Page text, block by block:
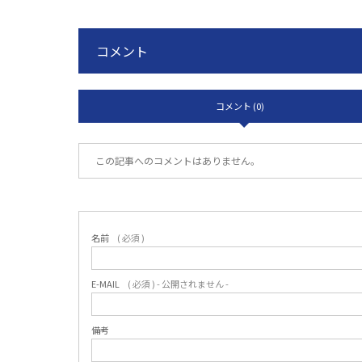
コメント
コメント (0)
この記事へのコメントはありません。
名前 ( 必須 )
E-MAIL ( 必須 ) - 公開されません -
備考